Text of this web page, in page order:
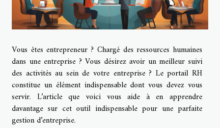
Vous êtes entrepreneur ? Chargé des ressources humaines
dans une entreprise ? Vous désirez avoir un meilleur suivi
des activités au sein de votre entreprise ? Le portail RH
constitue un élément indispensable dont vous devez vous
servir. L’article que voici vous aide à en apprendre
davantage sur cet outil indispensable pour une parfaite
gestion d’entreprise.